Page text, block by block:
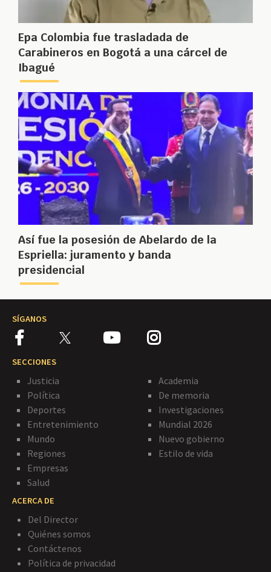
Epa Colombia fue trasladada de
Carabineros en Bogotá a una cárcel de
Ibagué
Así fue la posesión de Abelardo de la
Espriella: juramento y banda
presidencial
SÍGANOS
SECCIONES
Justicia
Política
Deportes
Entretenimiento
Mundo
Regiones
Empresas
Salud
Academia
De memoria
Investigaciones
Mundial 2026
Nuevo gobierno
Estilo de vida
ACERCA DE
Del Director
Quiénes somos
Contáctenos
Política de privacidad